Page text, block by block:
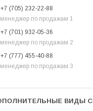
+7 (705) 232-22-88
менеджер по продажам 1
+7 (701) 932-05-36
менеджер по продажам 2
+7 (777) 455-40-88
менеджер по продажам 3